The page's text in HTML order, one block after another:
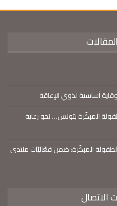
أساسية لذوي الإعاقة
المبكّرة بتونس… نحو رعاية
المبكّرة: ضمن فعّاليّات منتدى
الاتصال